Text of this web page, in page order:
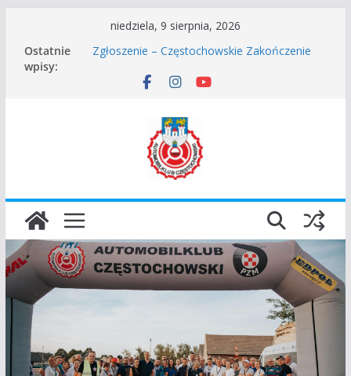
treści
niedziela, 9 sierpnia, 2026
Ostatnie
wpisy:
Zgłoszenie – Częstochowskie Zakończenie
45 Rajd Częstochowski zostaje odwołany.
I Gliwicki Classic Sprint o Puchar Prezydenta
Miasta Gliwice
Częstochowskie Rozpoczęcie Sezonu 2026